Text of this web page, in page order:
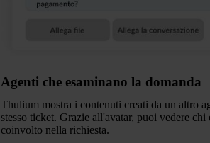
Agenti che esaminano la domanda
Thulium mostra i contenuti creati da un altro
stesso ticket. Grazie all'avatar, puoi vedere chi
coinvolto nella richiesta.